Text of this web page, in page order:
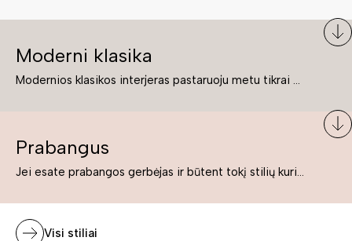
Moderni klasika
Modernios klasikos interjeras pastaruoju metu tikrai yra „ant bangos“. Tie, kurie nenori pernelyg nutolti nuo klasikos, bet drauge žavisi šiuolaikiškais sprendimais, su malonumu savo namuose kuria klasikos ir modernaus interjero tandemą – elegantišką, subtilų ir žavingą.
Prabangus
Jei esate prabangos gerbėjas ir būtent tokį stilių kuriate savo namuose ar biure, tuomet solidūs, prabangūs baldai nepriekaištingai įsilies į Jūsų kuriamą interjerą.
Visi stiliai